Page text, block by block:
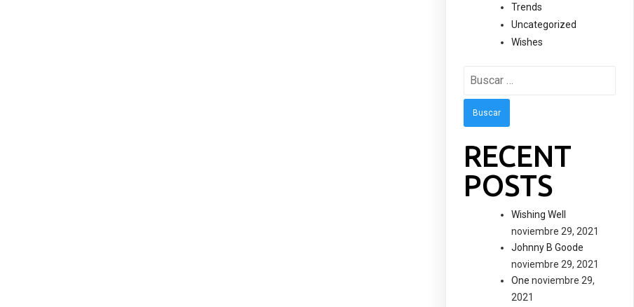
Trends
Uncategorized
Wishes
RECENT
POSTS
Wishing Well
noviembre 29, 2021
Johnny B Goode
noviembre 29, 2021
One noviembre 29,
2021